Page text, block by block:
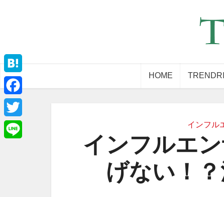
HOME
インフル
インフルエ
げない！
Hatena
Facebook
Twitter